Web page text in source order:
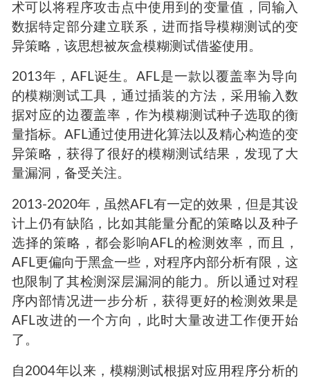
术可以将程序攻击点中使用到的变量值，同输入
数据特定部分建立联系，进而指导模糊测试的变
异策略，该思想被灰盒模糊测试借鉴使用。
2013年，AFL诞生。AFL是一款以覆盖率为导向
的模糊测试工具，通过插装的方法，采用输入数
据对应的边覆盖率，作为模糊测试种子选取的衡
量指标。AFL通过使用进化算法以及精心构造的变
异策略，获得了很好的模糊测试结果，发现了大
量漏洞，备受关注。
2013-2020年，虽然AFL有一定的效果，但是其设
计上仍有缺陷，比如其能量分配的策略以及种子
选择的策略，都会影响AFL的检测效率，而且，
AFL更偏向于黑盒一些，对程序内部分析有限，这
也限制了其检测深层漏洞的能力。所以通过对程
序内部情况进一步分析，获得更好的检测效果是
AFL改进的一个方向，此时大量改进工作便开始
了。
自2004年以来，模糊测试根据对应用程序分析的